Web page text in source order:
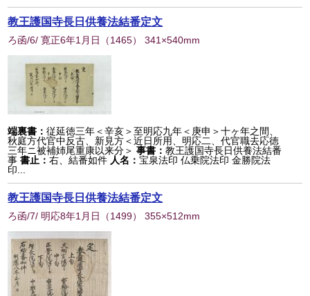
教王護国寺長日供養法結番定文
ろ函/6/ 寛正6年1月日 （1465） 341×540mm
端裏書：従延徳三年＜辛亥＞至明応九年＜庚申＞十ヶ年之間、
秋庭方代官中反古、新見方＜近日所用、明応二、代官職去応徳
三年ニ被補姉尾重康以来分＞ 事書：教王護国寺長日供養法結番
事 書止：右、結番如件 人名：宝泉法印 仏乗院法印 金勝院法
印...
教王護国寺長日供養法結番定文
ろ函/7/ 明応8年1月日 （1499） 355×512mm